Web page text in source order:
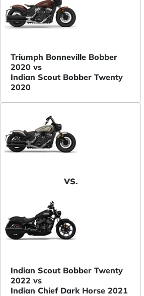
Triumph Bonneville Bobber
2020 vs
Indian Scout Bobber Twenty
2020
VS.
Indian Scout Bobber Twenty
2022 vs
Indian Chief Dark Horse 2021